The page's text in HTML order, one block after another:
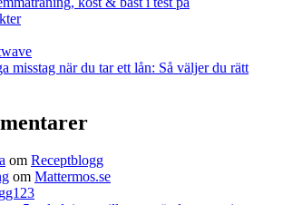
misstag när du tar ett lån: Så väljer du rätt
om Receptblogg
om Mattermos.se